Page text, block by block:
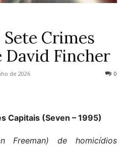
Sete Crimes
David Fincher
de 2026 0
Capitais (Seven – 1995)
Freeman) de homicídios